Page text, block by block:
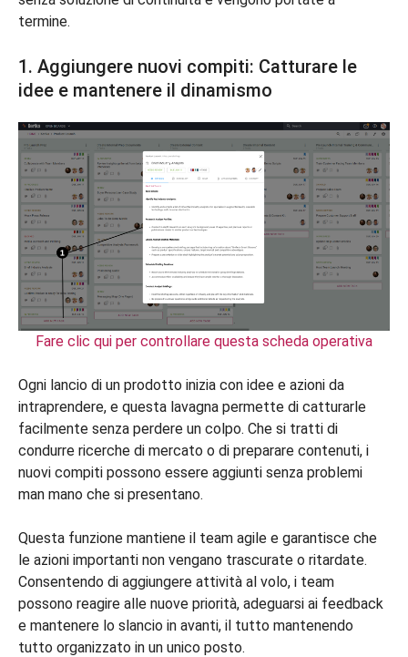
termine.
1. Aggiungere nuovi compiti: Catturare le
idee e mantenere il dinamismo
Fare clic qui per controllare questa scheda operativa
Ogni lancio di un prodotto inizia con idee e azioni da
intraprendere, e questa lavagna permette di catturarle
facilmente senza perdere un colpo. Che si tratti di
condurre ricerche di mercato o di preparare contenuti, i
nuovi compiti possono essere aggiunti senza problemi
man mano che si presentano.
Questa funzione mantiene il team agile e garantisce che
le azioni importanti non vengano trascurate o ritardate.
Consentendo di aggiungere attività al volo, i team
possono reagire alle nuove priorità, adeguarsi ai feedback
e mantenere lo slancio in avanti, il tutto mantenendo
tutto organizzato in un unico posto.